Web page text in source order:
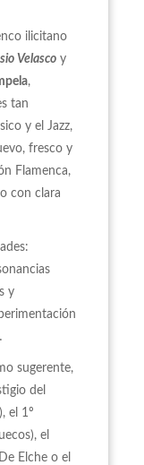
ilicitano
Velasco y
,
tan
y el Jazz,
fresco y
Flamenca,
con clara
y
sugerente,
del
el 1º
el
Elche o el